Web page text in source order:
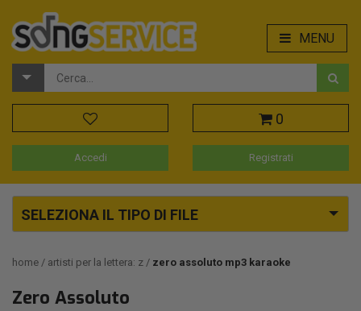
MENU
0
Accedi Registrati
SELEZIONA IL TIPO DI FILE
home artisti per la lettera: z zero assoluto mp3 karaoke
Zero Assoluto